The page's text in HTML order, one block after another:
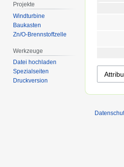
Projekte
Windturbine
Baukasten
Zn/O-Brennstoffzelle
Werkzeuge
Datei hochladen
Spezialseiten
Druckversion